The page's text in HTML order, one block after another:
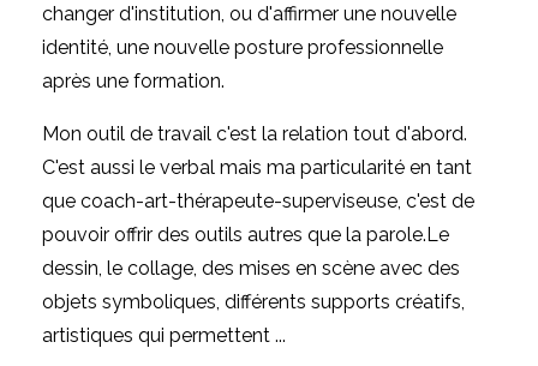
changer d'institution, ou d'affirmer une nouvelle
identité, une nouvelle posture professionnelle
après une formation.
Mon outil de travail c'est la relation tout d'abord.
C'est aussi le verbal mais ma particularité en tant
que coach-art-thérapeute-superviseuse, c'est de
pouvoir offrir des outils autres que la parole.Le
dessin, le collage, des mises en scène avec des
objets symboliques, différents supports créatifs,
artistiques qui permettent ...